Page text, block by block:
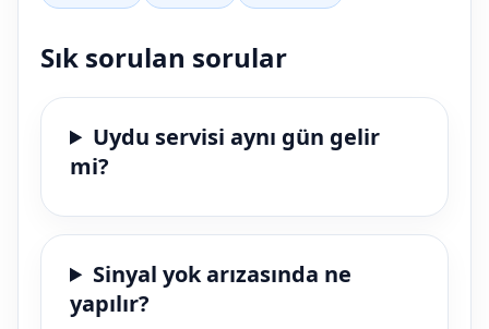
Sık sorulan sorular
Uydu servisi aynı gün gelir
mi?
Sinyal yok arızasında ne
yapılır?